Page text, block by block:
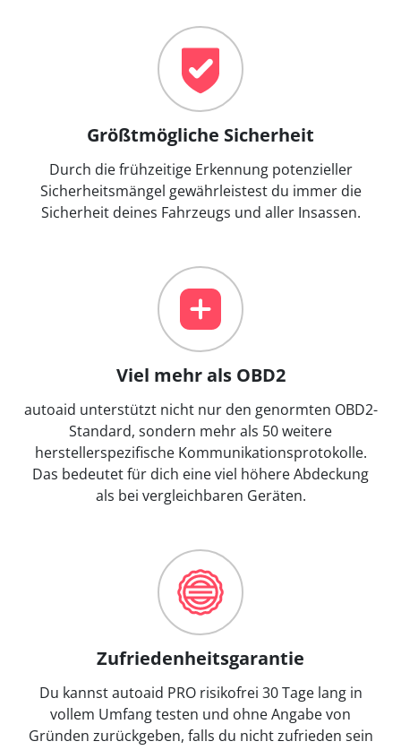
Größtmögliche Sicherheit
Durch die frühzeitige Erkennung potenzieller
Sicherheitsmängel gewährleistest du immer die
Sicherheit deines Fahrzeugs und aller Insassen.
Viel mehr als OBD2
autoaid unterstützt nicht nur den genormten OBD2-
Standard, sondern mehr als 50 weitere
herstellerspezifische Kommunikationsprotokolle.
Das bedeutet für dich eine viel höhere Abdeckung
als bei vergleichbaren Geräten.
Zufriedenheitsgarantie
Du kannst autoaid PRO risikofrei 30 Tage lang in
vollem Umfang testen und ohne Angabe von
Gründen zurückgeben, falls du nicht zufrieden sein